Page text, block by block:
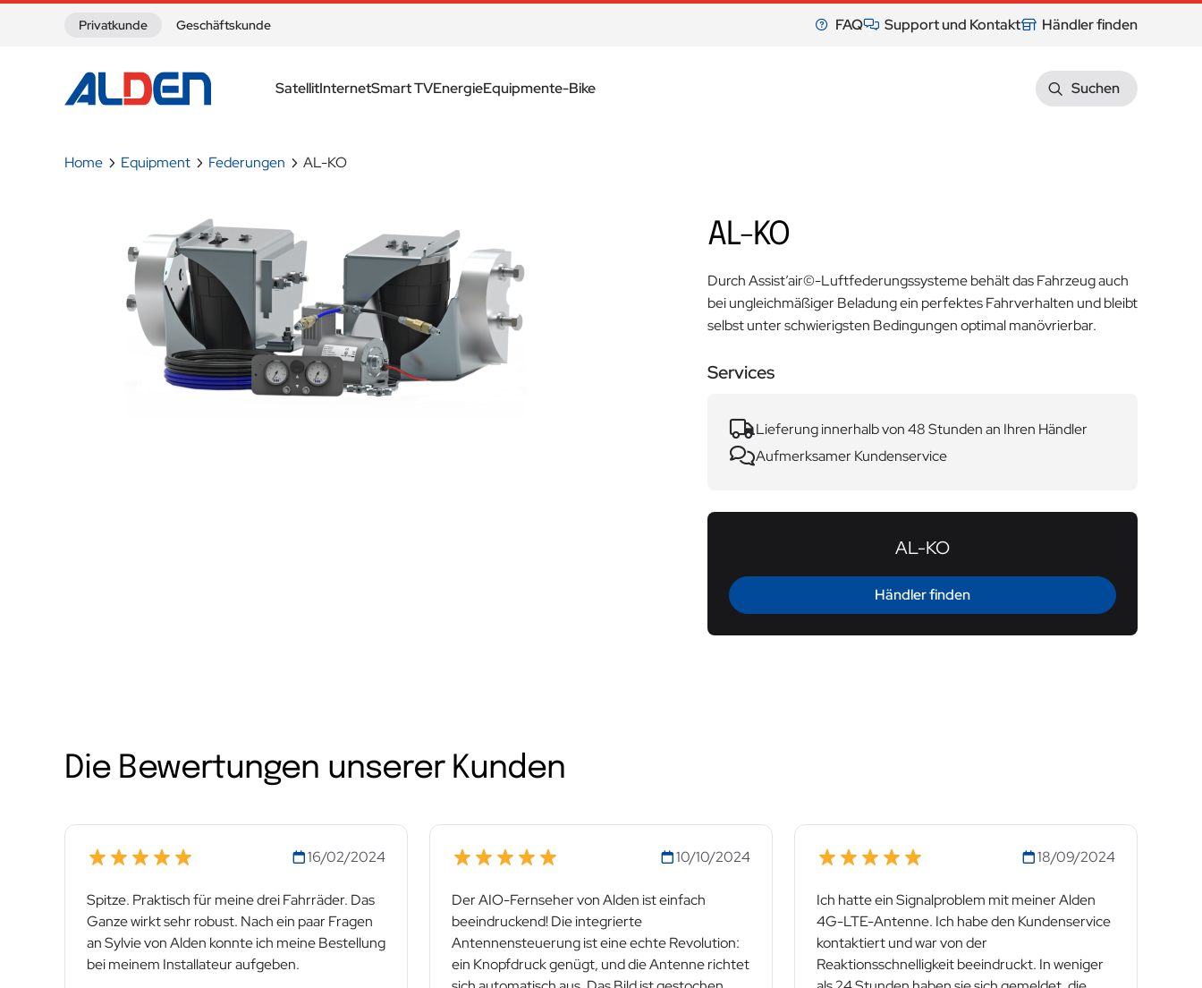
Zum Inhalt springen
Privatkunde Geschäftskunde FAQ Support und Kontakt Händler finden
SatellitInternetSmart TVEnergieEquipmente-Bike Suchen
Home Equipment Federungen AL-KO
AL-KO
Durch Assist’air©-Luftfederungssysteme behält das Fahrzeug auch
bei ungleichmäßiger Beladung ein perfektes Fahrverhalten und bleibt
selbst unter schwierigsten Bedingungen optimal manövrierbar.
Services
Lieferung innerhalb von 48 Stunden an Ihren Händler
Aufmerksamer Kundenservice
AL-KO
Händler finden
Die Bewertungen unserer Kunden
16/02/2024
Spitze. Praktisch für meine drei Fahrräder. Das
Ganze wirkt sehr robust. Nach ein paar Fragen
an Sylvie von Alden konnte ich meine Bestellung
bei meinem Installateur aufgeben.
10/10/2024
Der AIO-Fernseher von Alden ist einfach
beeindruckend! Die integrierte
Antennensteuerung ist eine echte Revolution:
ein Knopfdruck genügt, und die Antenne richtet
18/09/2024
Ich hatte ein Signalproblem mit meiner Alden
4G-LTE-Antenne. Ich habe den Kundenservice
kontaktiert und war von der
Reaktionsschnelligkeit beeindruckt. In weniger